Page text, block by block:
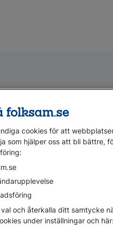
Så hanterar vi
Så administrerar du
pensionsstiftelsen
folksam.se
cookies för att
som hjälper oss att bli bättre,
och återkalla ditt samtycke
under inställningar och här: